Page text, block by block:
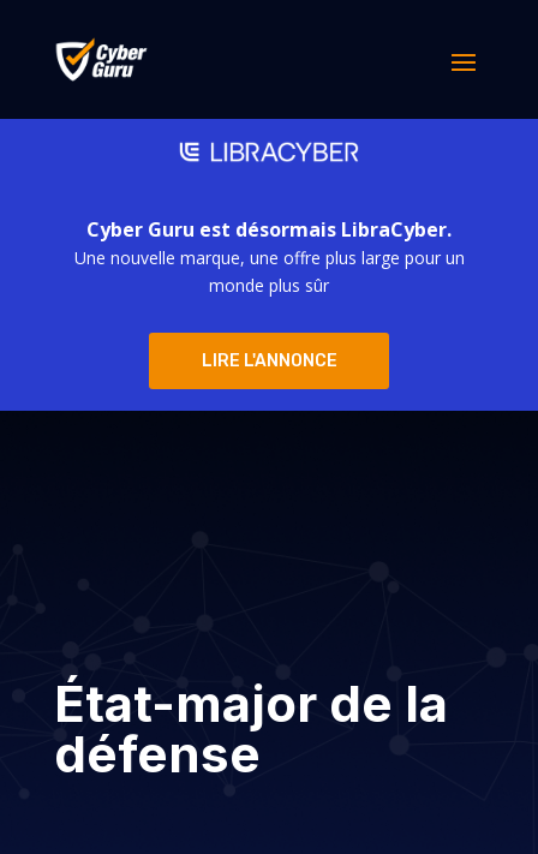
Cyber Guru est désormais LibraCyber.
Une nouvelle marque, une offre plus large pour un
monde plus sûr
LIRE L'ANNONCE
État-major de la
défense